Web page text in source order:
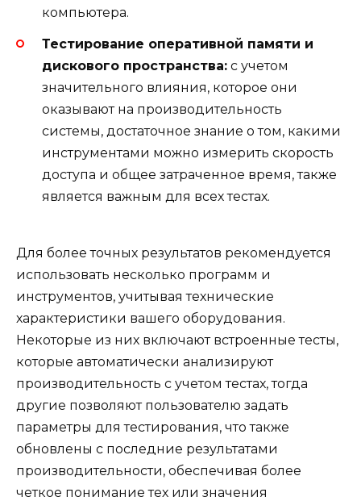
компьютера.
Тестирование оперативной памяти и
дискового пространства: с учетом
значительного влияния, которое они
оказывают на производительность
системы, достаточное знание о том, какими
инструментами можно измерить скорость
доступа и общее затраченное время, также
является важным для всех тестах.
Для более точных результатов рекомендуется
использовать несколько программ и
инструментов, учитывая технические
характеристики вашего оборудования.
Некоторые из них включают встроенные тесты,
которые автоматически анализируют
производительность с учетом тестах, тогда
другие позволяют пользователю задать
параметры для тестирования, что также
обновлены с последние результатами
производительности, обеспечивая более
четкое понимание тех или значения